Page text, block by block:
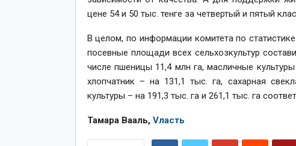
цене 54 и 50 тыс. тенге за четвертый и пятый
В целом, по информации комитета по
посевные площади всех сельхозкультур
числе пшеницы 11,4 млн га, масличные
хлопчатник – на 131,1 тыс. га, сахарная
культуры – на 191,3 тыс. га и 261,1 тыс. га
Тамара Вааль, Vласть